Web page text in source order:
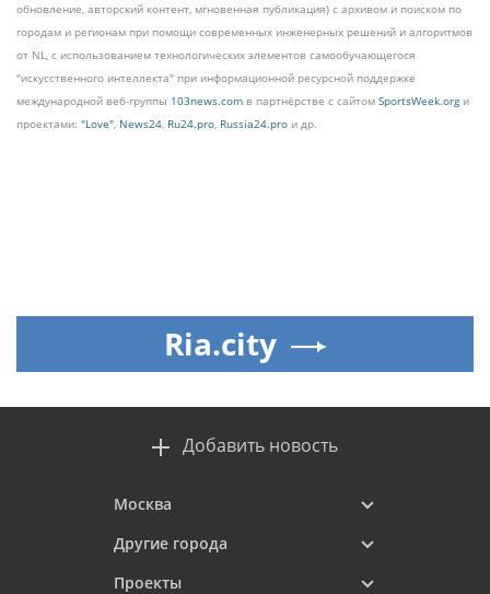
обновление, авторский контент, мгновенная публикация) с архивом и поиском по
городам и регионам при помощи современных инженерных решений и алгоритмов
от NL, с использованием технологических элементов самообучающегося
"искусственного интеллекта" при информационной ресурсной поддержке
международной веб-группы 103news.com в партнёрстве с сайтом SportsWeek.orgи
проектами: "Love", News24, Ru24.pro, Russia24.pro и др.
Ria.city
Добавить новость
Москва
Другие города
Проекты